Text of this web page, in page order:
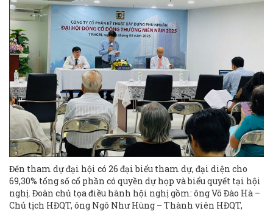
Đến tham dự đại hội có 26 đại biểu tham dự, đại diện cho
69,30% tổng số cổ phần có quyền dự họp và biểu quyết tại hội
nghị. Đoàn chủ tọa điều hành hội nghị gồm: ông Võ Đào Hà –
Chủ tịch HĐQT, ông Ngô Như Hùng – Thành viên HĐQT,